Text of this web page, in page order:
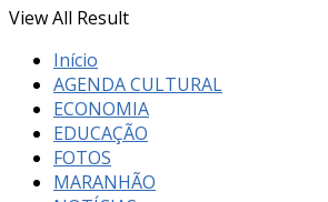
View All Result
Início
AGENDA CULTURAL
ECONOMIA
EDUCAÇÃO
FOTOS
MARANHÃO